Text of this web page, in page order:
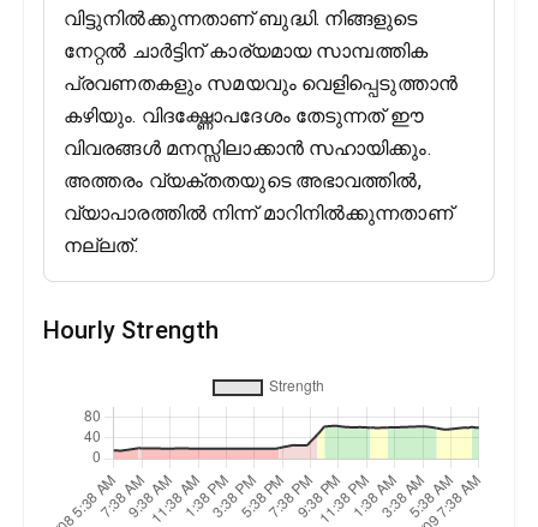
വിട്ടുനിൽക്കുന്നതാണ് ബുദ്ധി. നിങ്ങളുടെ
നേറ്റൽ ചാർട്ടിന് കാര്യമായ സാമ്പത്തിക
പ്രവണതകളും സമയവും വെളിപ്പെടുത്താൻ
കഴിയും. വിദഗ്ദ്ധോപദേശം തേടുന്നത് ഈ
വിവരങ്ങൾ മനസ്സിലാക്കാൻ സഹായിക്കും.
അത്തരം വ്യക്തതയുടെ അഭാവത്തിൽ,
വ്യാപാരത്തിൽ നിന്ന് മാറിനിൽക്കുന്നതാണ്
നല്ലത്.
Hourly Strength